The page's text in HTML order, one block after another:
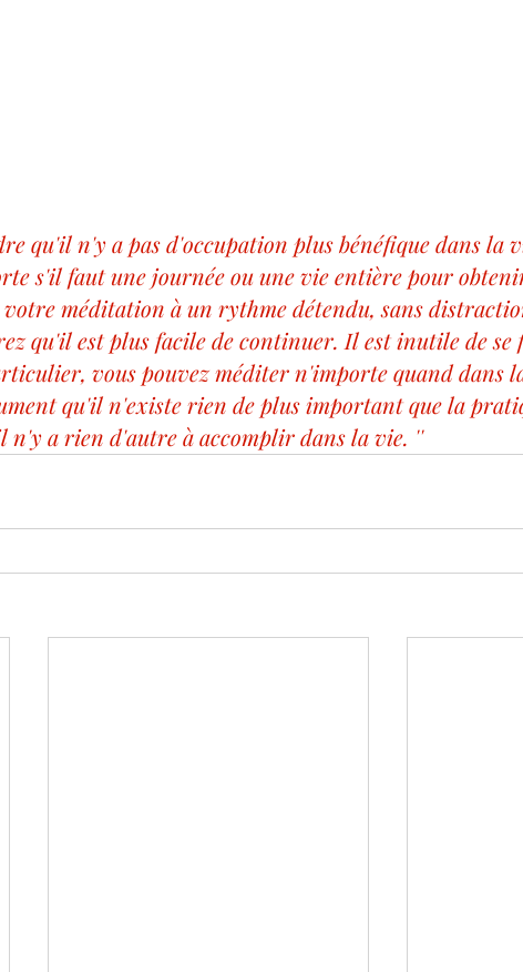
qu'il n'y a pas d'occupation plus bénéfique dans la
s'il faut une journée ou une vie entière pour
méditation à un rythme détendu, sans
qu'il est plus facile de continuer. Il est inutile de se
vous pouvez méditer n'importe quand dans
qu'il n'existe rien de plus important que la
a rien d'autre à accomplir dans la vie. ''